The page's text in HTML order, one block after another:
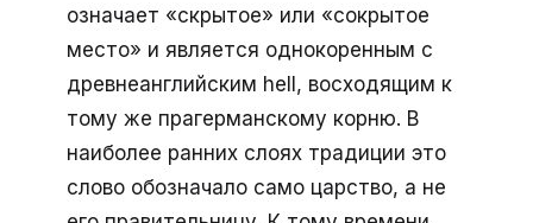
означает «скрытое» или «сокрытое
место» и является однокоренным с
древнеанглийским hell, восходящим к
тому же прагерманскому корню. В
наиболее ранних слоях традиции это
слово обозначало само царство, а не